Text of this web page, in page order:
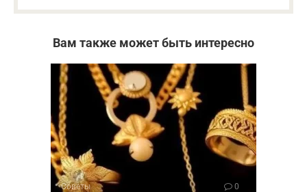
Вам также может быть интересно
Советы 0